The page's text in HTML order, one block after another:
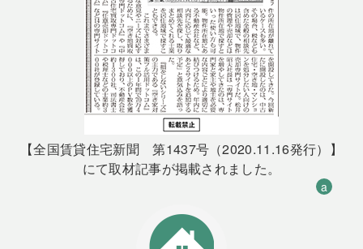
【全国賃貸住宅新聞 第1437号（2020.11.16発行）】
にて取材記事が掲載されました。
a